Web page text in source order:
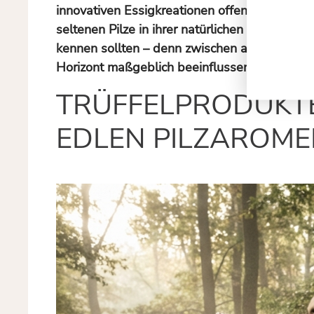
innovativen Essigkreationen offenbart sich
seltenen Pilze in ihrer natürlichen Form zu
kennen sollten – denn zwischen
Horizont maßgeblich beeinflussen wird.
EDLEN